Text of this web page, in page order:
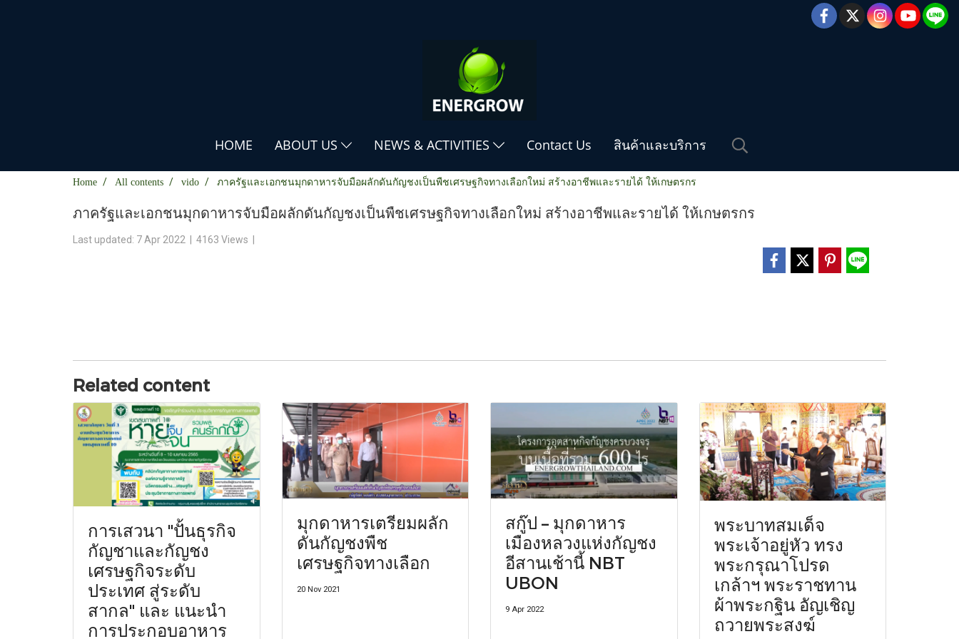
HOME ABOUT US NEWS & ACTIVITIES Contact Us สินค้าและบริการ
Home All contents vido ภาครัฐและเอกชนมุกดาหารจับมือผลักดันกัญชงเป็นพืชเศรษฐกิจทางเลือกใหม่ สร้างอาชีพและรายได้ ให้เกษตรกร
ภาครัฐและเอกชนมุกดาหารจับมือผลักดันกัญชงเป็นพืชเศรษฐกิจทางเลือกใหม่ สร้างอาชีพและรายได้ ให้เกษตรกร
Last updated: 7 Apr 2022 | 4163 Views |
Related content
การเสวนา "ปั้นธุรกิจ
กัญชาและกัญชง
เศรษฐกิจระดับ
ประเทศ สู่ระดับ
สากล" และ แนะนำ
การประกอบอาหาร
มุกดาหารเตรียมผลัก
ดันกัญชงพืช
เศรษฐกิจทางเลือก
20 Nov 2021
สกู๊ป – มุกดาหาร
เมืองหลวงแห่งกัญชง
อีสานเช้านี้ NBT
UBON
9 Apr 2022
พระบาทสมเด็จ
พระเจ้าอยู่หัว ทรง
พระกรุณาโปรด
เกล้าฯ พระราชทาน
ผ้าพระกฐิน อัญเชิญ
ถวายพระสงฆ์